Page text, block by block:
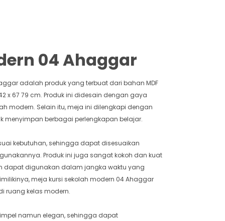
04 Ahaggar
adalah produk yang terbuat dari bahan MDF
x 67 79 cm. Produk ini didesain dengan gaya
modern. Selain itu, meja ini dilengkapi dengan
menyimpan berbagai perlengkapan belajar.
kebutuhan, sehingga dapat disesuaikan
Produk ini juga sangat kokoh dan kuat
dapat digunakan dalam jangka waktu yang
meja kursi sekolah modern 04 Ahaggar
ruang kelas modern.
namun elegan, sehingga dapat